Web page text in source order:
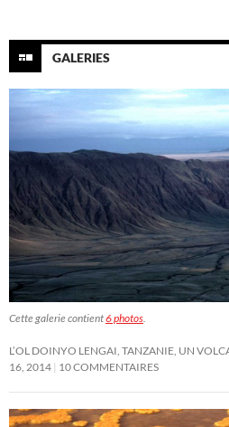
GALERIES
Cette galerie contient6 photos.
L’OL DOINYO LENGAI, TANZANIE, UN
16, 2014 10 COMMENTAIRES